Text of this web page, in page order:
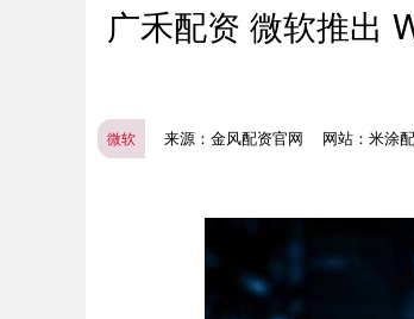
广禾配资 微软推出
微软 来源：金风配资官网 网站：米涂